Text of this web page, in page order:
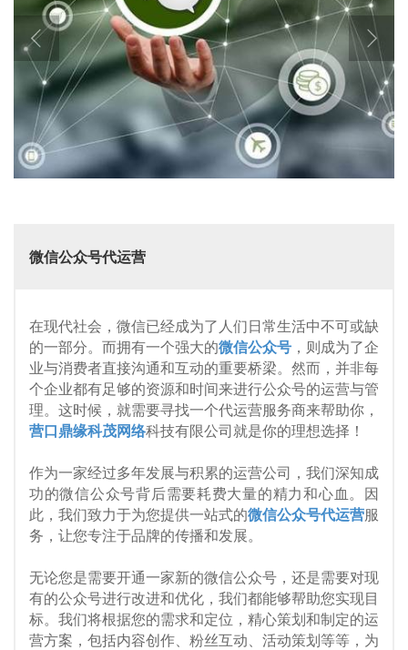
微信公众号代运营
在现代社会，微信已经成为了人们日常生活中不可或缺
的一部分。而拥有一个强大的微信公众号 ，则成为了企
业与消费者直接沟通和互动的重要桥梁。然而，并非每
个企业都有足够的资源和时间来进行公众号的运营与管
理。这时候，就需要寻找一个代运营服务商来帮助你，
营口鼎缘科茂网络科技有限公司就是你的理想选择！
作为一家经过多年发展与积累的运营公司，我们深知成
功的微信公众号背后需要耗费大量的精力和心血。因
此，我们致力于为您提供一站式的微信公众号代运营服
务，让您专注于品牌的传播和发展。
无论您是需要开通一家新的微信公众号，还是需要对现
有的公众号进行改进和优化，我们都能够帮助您实现目
标。我们将根据您的需求和定位，精心策划和制定的运
营方案，包括内容创作、粉丝互动、活动策划等等，为